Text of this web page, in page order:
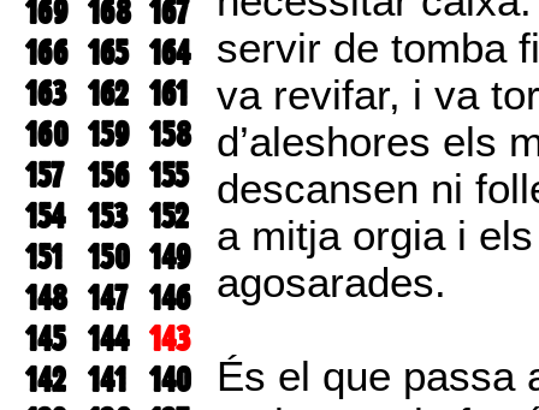
169 168 167
166 165 164
163 162 161
160 159 158
157 156 155
154 153 152
151
150 149
148 147 146
145 144 143
142 141 140
servir de tomba
va revifar, i va
d’aleshores els
descansen ni
a mitja orgia i
agosarades.
És el que passa